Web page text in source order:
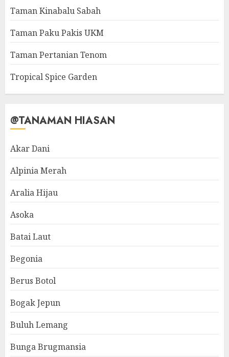
Taman Kinabalu Sabah
Taman Paku Pakis UKM
Taman Pertanian Tenom
Tropical Spice Garden
@TANAMAN HIASAN
Akar Dani
Alpinia Merah
Aralia Hijau
Asoka
Batai Laut
Begonia
Berus Botol
Bogak Jepun
Buluh Lemang
Bunga Brugmansia